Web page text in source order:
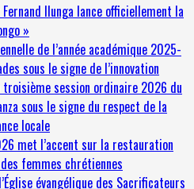
Fernand Ilunga lance officiellement la
»
de l’année académique 2025-
sous le signe de l’innovation
troisième session ordinaire 2026 du
sous le signe du respect de la
locale
met l’accent sur la restauration
femmes chrétiennes
évangélique des Sacrificateurs